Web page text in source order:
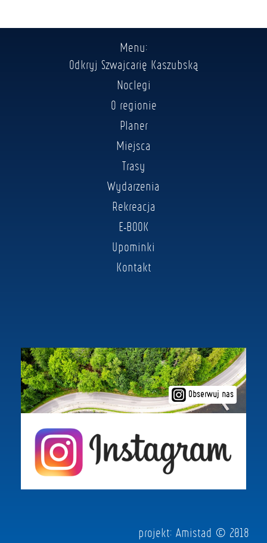
Menu:
Odkryj Szwajcarię Kaszubską
Noclegi
O regionie
Planer
Miejsca
Trasy
Wydarzenia
Rekreacja
E-BOOK
Upominki
Kontakt
Obserwuj nas
projekt: Amistad © 2018